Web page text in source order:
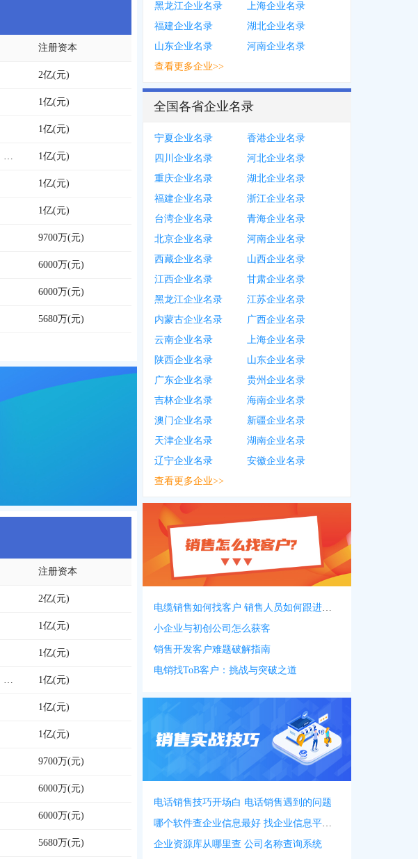
注册资本
2亿(元)
1亿(元)
1亿(元)
1863***2106，1850***9922
1亿(元)
1亿(元)
1亿(元)
9700万(元)
6000万(元)
6000万(元)
5680万(元)
注册资本
2亿(元)
1亿(元)
1亿(元)
1863***2106，1850***9922
1亿(元)
1亿(元)
1亿(元)
9700万(元)
6000万(元)
6000万(元)
5680万(元)
黑龙江企业名录
上海企业名录
福建企业名录
湖北企业名录
山东企业名录
河南企业名录
查看更多企业>>
全国各省企业名录
宁夏企业名录
香港企业名录
四川企业名录
河北企业名录
重庆企业名录
湖北企业名录
福建企业名录
浙江企业名录
台湾企业名录
青海企业名录
北京企业名录
河南企业名录
西藏企业名录
山西企业名录
江西企业名录
甘肃企业名录
黑龙江企业名录
江苏企业名录
内蒙古企业名录
广西企业名录
云南企业名录
上海企业名录
陕西企业名录
山东企业名录
广东企业名录
贵州企业名录
吉林企业名录
海南企业名录
澳门企业名录
新疆企业名录
天津企业名录
湖南企业名录
辽宁企业名录
安徽企业名录
查看更多企业>>
电缆销售如何找客户 销售人员如何跟进客户
小企业与初创公司怎么获客
销售开发客户难题破解指南
电销找ToB客户：挑战与突破之道
电话销售技巧开场白 电话销售遇到的问题
哪个软件查企业信息最好 找企业信息平台 app
企业资源库从哪里查 公司名称查询系统